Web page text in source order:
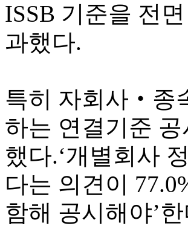
ISSB 기준을 전
과했다.
특히 자회사‧종
하는 연결기준
했다.‘개별회사
다는 의견이
함해 공시해야’